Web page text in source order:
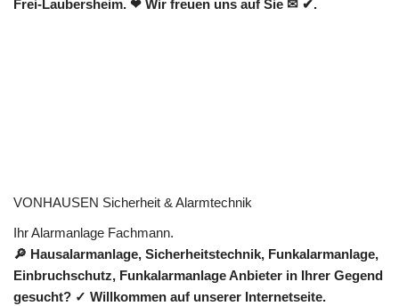
Frei-Laubersheim. ❤ Wir freuen uns auf Sie ✉ ✔.
VONHAUSEN Sicherheit & Alarmtechnik
Ihr Alarmanlage Fachmann.
🔎 Hausalarmanlage, Sicherheitstechnik, Funkalarmanlage,
Einbruchschutz, Funkalarmanlage Anbieter in Ihrer Gegend
gesucht? ✓ Willkommen auf unserer Internetseite.